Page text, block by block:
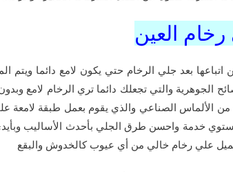
العين
اتباعها بعد جلي الرخام حتي يكون لامع دائما ويتم
الجوهرية والتي تجعلك دائما تري الرخام لامع
الألماس الصناعي والذي يقوم بعمل طبقة لامعة
خدمة واحسن طرق الجلي بأحدث الأساليب
علي رخام خالي من أي عيوب كالخدوش والبقع